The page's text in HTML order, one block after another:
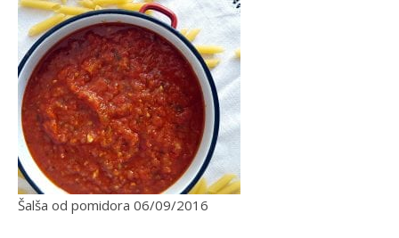
Šalša od pomidora 06/09/2016